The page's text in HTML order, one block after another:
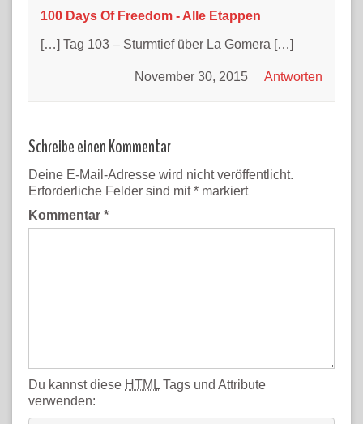
100 Days Of Freedom - Alle Etappen
[…] Tag 103 – Sturmtief über La Gomera […]
Antworten
November 30, 2015
Schreibe einen Kommentar
Deine E-Mail-Adresse wird nicht veröffentlicht.
Erforderliche Felder sind mit* markiert
Kommentar *
Du kannst diese HTML Tags und Attribute
verwenden: